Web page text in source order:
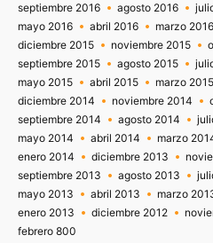
septiembre 2016
agosto 2016
mayo 2016
abril 2016 marzo 2016
diciembre 2015
noviembre 2015
septiembre 2015
agosto 2015
mayo 2015
abril 2015 marzo 2015
diciembre 2014
noviembre 2014
septiembre 2014
agosto 2014
mayo 2014
abril 2014 marzo
enero 2014
diciembre 2013
septiembre 2013
agosto 2013
mayo 2013
abril 2013 marzo
enero 2013
diciembre 2012
febrero 800